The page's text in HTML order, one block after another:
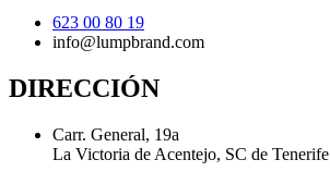
623 00 80 19
info@lumpbrand.com
DIRECCIÓN
Carr. General, 19a
La Victoria de Acentejo, SC de Tenerife